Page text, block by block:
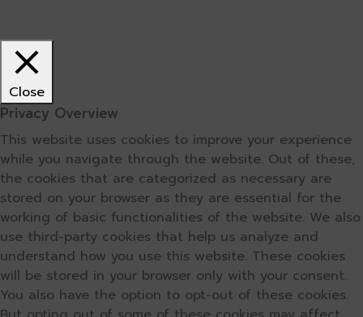
Close
Privacy Overview
This website uses cookies to improve your experience
while you navigate through the website. Out of these,
the cookies that are categorized as necessary are
stored on your browser as they are essential for the
working of basic functionalities of the website. We also
use third-party cookies that help us analyze and
understand how you use this website. These cookies
will be stored in your browser only with your consent.
You also have the option to opt-out of these cookies.